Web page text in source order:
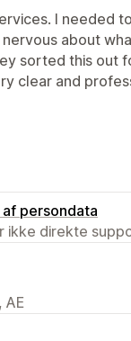
I needed
about
sorted this out
clear and
persondata
ikke direkte
AE